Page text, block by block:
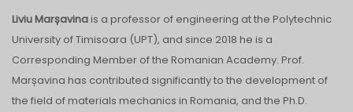
Liviu Marșavina is a professor of engineering at the Polytechnic
University of Timisoara (UPT), and since 2018 he is a
Corresponding Member of the Romanian Academy. Prof.
Marșavina has contributed significantly to the development of
the field of materials mechanics in Romania, and the Ph.D.